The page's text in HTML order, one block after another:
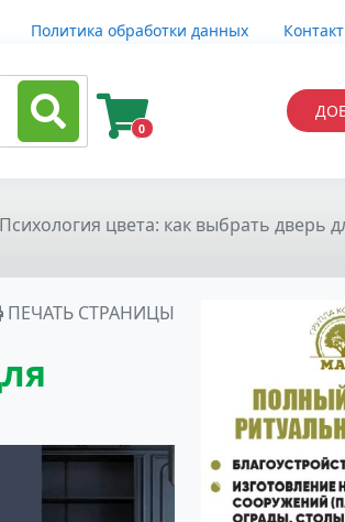
Политика обработки данных
0
Психология цвета: как выбрать дверь
ПЕЧАТЬ СТРАНИЦЫ
Previous